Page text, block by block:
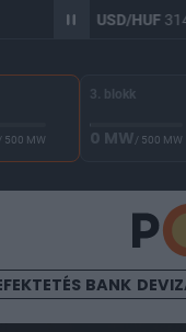
USD/HUF314,97
/ 500 MW
3. blokk
0 MW/ 500 MW
BANK